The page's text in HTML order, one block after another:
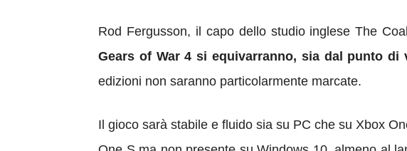
Rod Fergusson, il capo dello studio inglese The
Gears of War 4 si equivarranno, sia dal punto
edizioni non saranno particolarmente marcate.
Il gioco sarà stabile e fluido sia su PC che su Xbox